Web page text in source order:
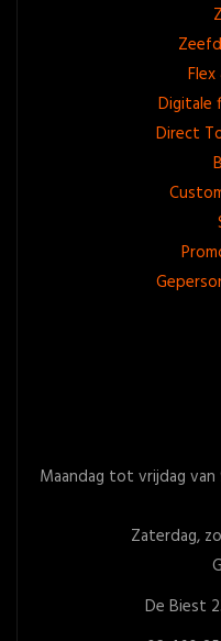
Digitale
Direct
Maandag tot vrijdag
Zaterdag,
De Biest